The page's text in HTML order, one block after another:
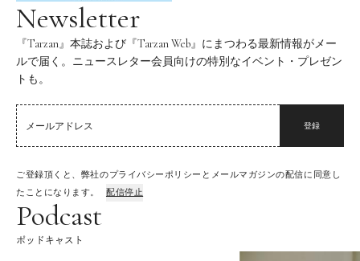
Newsletter
『Tarzan』本誌および『Tarzan Web』にまつわる最新情報がメー
ルで届く。ニュースレター会員向けの特別なイベント・プレゼン
トも。
登録
ご登録頂くと、弊社のプライバシーポリシーとメールマガジンの配信に同意し
たことになります。
配信停止
Podcast
ポッドキャスト